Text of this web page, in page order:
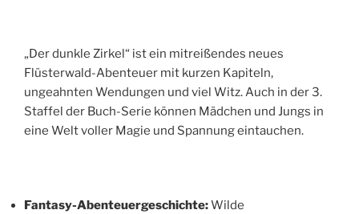
„Der dunkle Zirkel“ ist ein mitreißendes neues
Flüsterwald-Abenteuer mit kurzen Kapiteln,
ungeahnten Wendungen und viel Witz. Auch in der 3.
Staffel der Buch-Serie können Mädchen und Jungs in
eine Welt voller Magie und Spannung eintauchen.
Fantasy-Abenteuergeschichte:Wilde